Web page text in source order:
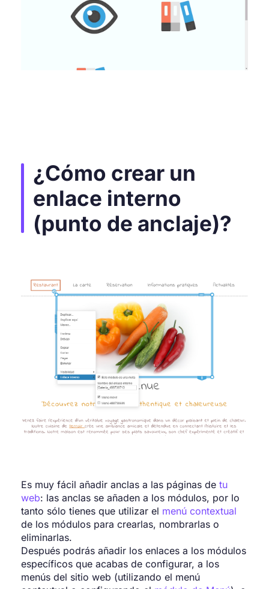
¿Cómo crear un
enlace interno
(punto de anclaje)?
Es muy fácil añadir anclas a las páginas de tu
web: las anclas se añaden a los módulos, por lo
tanto sólo tienes que utilizar el menú contextual
de los módulos para crearlas, nombrarlas o
eliminarlas.
Después podrás añadir los enlaces a los módulos
específicos que acabas de configurar, a los
menús del sitio web (utilizando el menú